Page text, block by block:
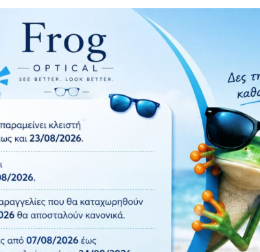
ΠΡΟΣΘΉΚΗ
Κωδικός προϊόντος:F353 ANTIBLUE
Κατηγορία:Γυαλιά Πρεσβυωπίας με Blue Light
κινητό σε διχρωμία μωβ-μαύρο.